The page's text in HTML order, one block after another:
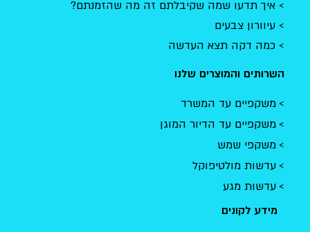
איך תדעו שמה שקיבלתם זה מה שהזמנתם?
עיוורון צבעים
כמה דקה תצא העדשה
השרותים והמוצרים שלנו
משקפיים עד המשרד
משקפיים עד הדיור המוגן
משקפי שמש
עדשות מולטיפוקל
עדשות מגע
מידע לקונים